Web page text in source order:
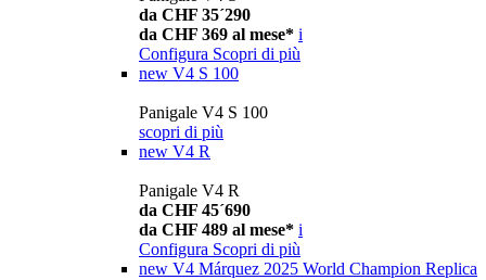
da CHF 35´290
da CHF 369 al mese* i
Configura Scopri di più
new V4 S 100
Panigale V4 S 100
scopri di più
new V4 R
Panigale V4 R
da CHF 45´690
da CHF 489 al mese* i
Configura Scopri di più
new V4 Márquez 2025 World Champion Replica